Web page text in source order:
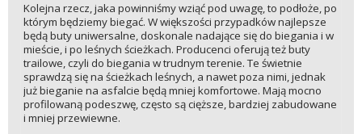
Kolejna rzecz, jaka powinniśmy wziąć pod uwagę, to podłoże, po
którym będziemy biegać. W większości przypadków najlepsze
będą buty uniwersalne, doskonale nadające się do biegania i w
mieście, i po leśnych ścieżkach. Producenci oferują też buty
trailowe, czyli do biegania w trudnym terenie. Te świetnie
sprawdzą się na ścieżkach leśnych, a nawet poza nimi, jednak
już bieganie na asfalcie będą mniej komfortowe. Mają mocno
profilowaną podeszwę, często są cięższe, bardziej zabudowane
i mniej przewiewne.